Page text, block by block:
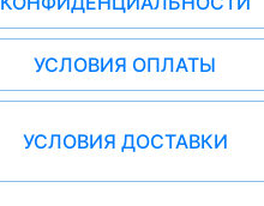
УСЛОВИЯ ОПЛАТЫ
УСЛОВИЯ ДОСТАВКИ